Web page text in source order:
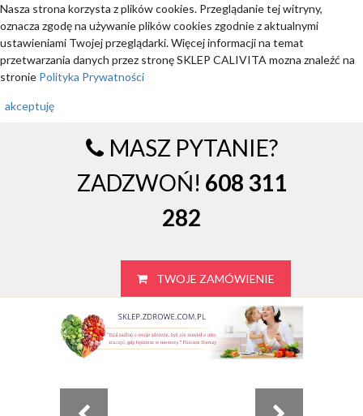
Nasza strona korzysta z plików cookies. Przeglądanie tej witryny,
oznacza zgodę na używanie plików cookies zgodnie z aktualnymi
ustawieniami Twojej przeglądarki. Więcej informacji na temat
przetwarzania danych przez stronę SKLEP CALIVITA mozna znaleźć na
stronie Polityka Prywatności
akceptuję
MASZ PYTANIE?
ZADZWOŃ! 608 311
282
TWOJE ZAMÓWIENIE